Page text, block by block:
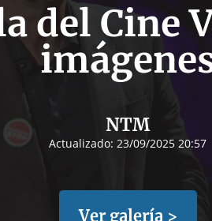
del Cine
NTM
Actualizado: 23/09/2025 20:57
Ver galería >